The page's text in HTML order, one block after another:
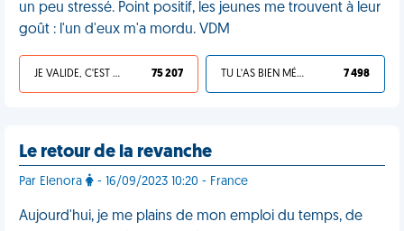
un peu stressé. Point positif, les jeunes me trouvent à leur
goût : l'un d'eux m'a mordu. VDM
JE VALIDE, C'EST UNE VDM 75 207 TU L'AS BIEN MÉRITÉ 7 498
Le retour de la revanche
Par Elenora - 16/09/2023 10:20 - France
Aujourd'hui, je me plains de mon emploi du temps, de